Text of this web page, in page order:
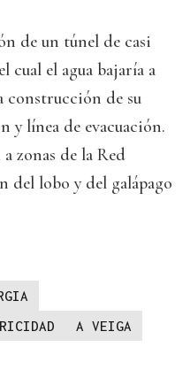
de un túnel de casi
cual el agua bajaría a
construcción de su
y línea de evacuación.
zonas de la Red
del lobo y del galápago
A VEIGA